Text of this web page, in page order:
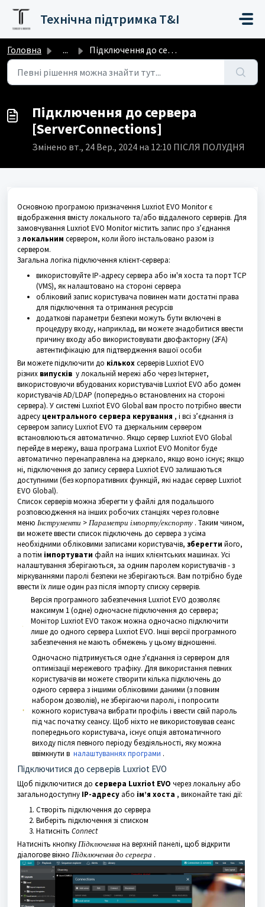
Технічна підтримка T&I
Головна ... Підключення до сервера [ServerConnections]
Підключення до сервера
[ServerConnections]
Змінено вт., 24 Вер., 2024 на 12:10 ПІСЛЯ ПОЛУДНЯ
Основною програмою призначення Luxriot EVO Monitor є
відображення вмісту локального та/або віддаленого серверів. Для
замовчування Luxriot EVO Monitor містить запис про з’єднання
злокальним сервером, коли його інстальовано разом із
сервером.
Загальна логіка підключення клієнт-сервера:
використовуйте IP-адресу сервера або ім'я хоста та порт TCP
(VMS), як налаштовано на стороні сервера
обліковий запис користувача повинен мати достатні права
для підключення та отримання ресурсів
додаткові параметри безпеки можуть бути включені в
процедуру входу, наприклад, ви можете знадобитися ввести
причину входу або використовувати двофакторну (2FA)
автентифікацію для підтвердження вашої особи
Ви можете підключити до кількохсерверів Luxriot EVO
різних випусків у локальній мережі або через Інтернет,
використовуючи вбудованих користувачів Luxriot EVO або домен
користувачів AD/LDAP (попередньо встановлених на стороні
сервера). У системі Luxriot EVO Global вам просто потрібно ввести
адресу центрального сервера керування , і всі з’єднання із
сервером запису Luxriot EVO та дзеркальним сервером
встановлюються автоматично. Якщо сервер Luxriot EVO Global
перейде в мережу, ваша програма Luxriot EVO Monitor буде
автоматично перенаправлена на дзеркало, якщо воно існує; якщо
ні, підключення до запису сервера Luxriot EVO залишаються
доступними (без корпоративних функцій, які надає сервер Luxriot
EVO Global).
Список серверів можна зберегти у файлі для подальшого
розповсюдження на інших робочих станціях через головне
меню Інструменти >Параметри імпорту/експорту . Таким чином,
ви можете ввести список підключень до сервера з усіма
необхідними обліковими записами користувачів, зберегти його,
а потім імпортувати файл на інших клієнтських машинах. Усі
налаштування зберігаються, за одним паролем користувачів - з
міркуваннями паролі безпеки не зберігаються. Вам потрібно буде
ввести їх лише один раз після імпорту списку серверів.
Версія програмного забезпечення Luxriot EVO дозволяє
максимум 1 (одне) одночасне підключення до сервера;
Монітор Luxriot EVO також можна одночасно підключити
лише до одного сервера Luxriot EVO. Інші версії програмного
забезпечення не мають обмежень у цьому відношенні.
Одночасно підтримується одне з'єднання із сервером для
оптимізації мережевого трафіку. Для використання певних
користувачів ви можете створити кілька підключень до
одного сервера з іншими обліковими даними (з повним
набором дозволів), не зберігаючи паролі, і попросити
кожного користувача вибрати профіль і ввести свій пароль
під час початку сеансу. Щоб ніхто не використовував сеанс
попереднього користувача, існує опція автоматичного
виходу після певного періоду бездіяльності, яку можна
ввімкнути в налаштуваннях програми .
Підключитися до серверів Luxriot EVO
Щоб підключитися до сервера Luxriot EVO через локальну або
загальнодоступну IP-адресу або ім’я хоста , виконайте такі дії:
Створіть підключення до сервера
Виберіть підключення зі списком
Натисніть Connect
Натисніть кнопкуПідключенняна верхній панелі, щоб відкрити
діалогове вікно Підключення до сервера .